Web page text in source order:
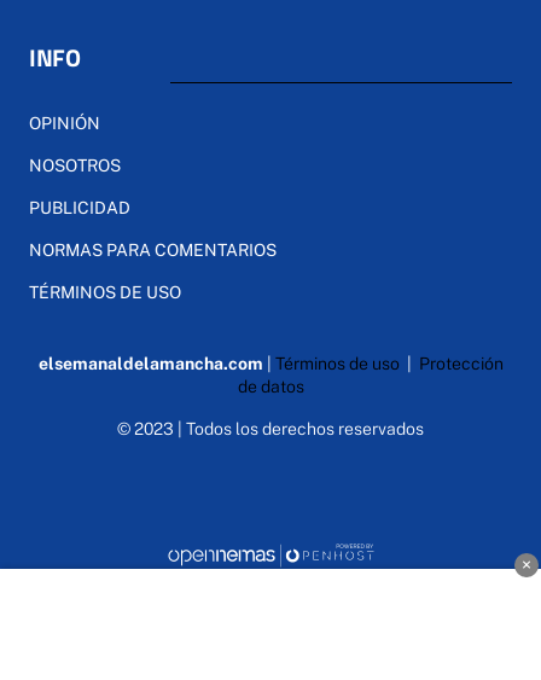
INFO
OPINIÓN
NOSOTROS
PUBLICIDAD
NORMAS PARA COMENTARIOS
TÉRMINOS DE USO
elsemanaldelamancha.com Términos de uso| Protección
de datos
© 2023 | Todos los derechos reservados
×